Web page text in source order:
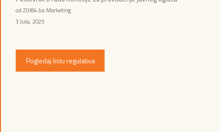
od ZOI84.ba Marketing
3 Jula, 2025
Pogledaj listu regulativa